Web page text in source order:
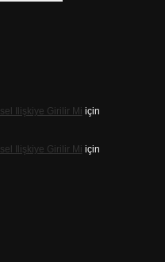
Ilişkiye Girilir Mi için
Ilişkiye Girilir Mi için